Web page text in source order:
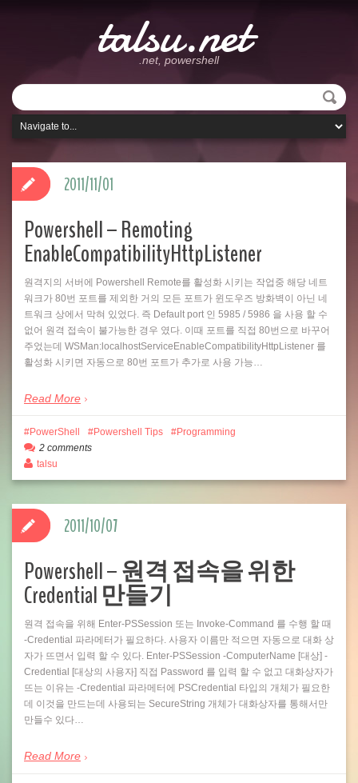
talsu.net
.net, powershell
Powershell – Remoting
EnableCompatibilityHttpListener
원격지의 서버에 Powershell Remote를 활성화 시키는 작업중 해당 네트
워크가 80번 포트를 제외한 거의 모든 포트가 윈도우즈 방화벽이 아닌 네
트워크 상에서 막혀 있었다. 즉 Default port 인 5985 / 5986 을 사용 할 수
없어 원격 접속이 불가능한 경우 였다. 이때 포트를 직접 80번으로 바꾸어
주었는데 WSMan:localhostServiceEnableCompatibilityHttpListener 를
활성화 시키면 자동으로 80번 포트가 추가로 사용 가능…
Read More
2011/11/01
PowerShell Powershell Tips
Programming
2 comments
talsu
Powershell – 원격 접속을 위한
Credential 만들기
원격 접속을 위해 Enter-PSSession 또는 Invoke-Command 를 수행 할 때
-Credential 파라메터가 필요하다. 사용자 이름만 적으면 자동으로 대화 상
자가 뜨면서 입력 할 수 있다. Enter-PSSession -ComputerName [대상] -
Credential [대상의 사용자] 직접 Password 를 입력 할 수 없고 대화상자가
뜨는 이유는 -Credential 파라메터에 PSCredential 타입의 개체가 필요한
데 이것을 만드는데 사용되는 SecureString 개체가 대화상자를 통해서만
만들수 있다…
Read More
2011/10/07